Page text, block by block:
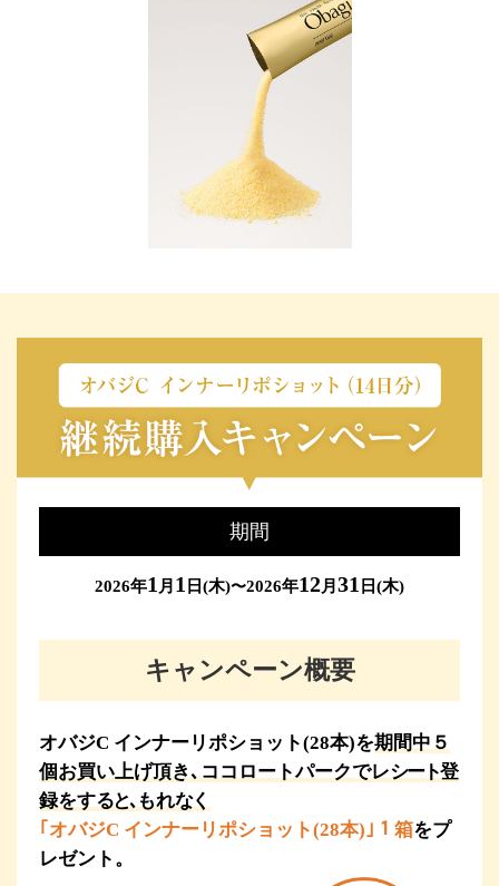
期間
2026年1 月 1 日(木)〜2026年12月 31 日(木)
キャンペーン概要
オバジC インナーリポショット(28本)を期間中５
個お買い上げ頂き､ココロートパークでレシート登
録をすると､ もれなく
｢オバジC インナーリポショット(28本)｣１箱をプ
レゼント。